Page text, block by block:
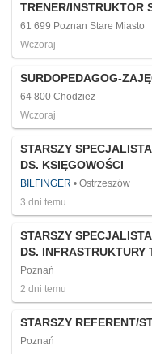
TRENER/INSTRUKTOR
61 699 Poznan Stare Miasto
Wczoraj
SURDOPEDAGOG-
64 800 Chodziez
Wczoraj
STARSZY
DS. KSIĘGOWOŚCI
BILFINGER
Ostrzeszów
3 dni temu
STARSZY
DS. INFRASTRUKTURY
Poznań
2 dni temu
STARSZY REFERENT/
Poznań